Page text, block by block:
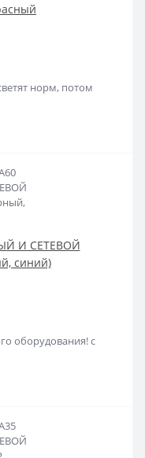
норм, потом
И СЕТЕВОЙ
синий)
оборудования! с